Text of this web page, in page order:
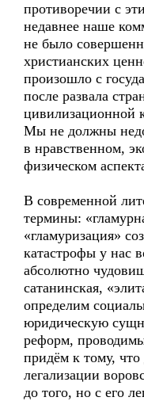
противоречии с
недавнее наше
не было
христианских
произошло с
после развала
цивилизационной
Мы не должны
в нравственном,
физическом
В современной
термины:
«гламуризация»
катастрофы у нас
абсолютно
сатанинская,
определим
юридическую
реформ,
придём к тому,
легализации
до того, но с его